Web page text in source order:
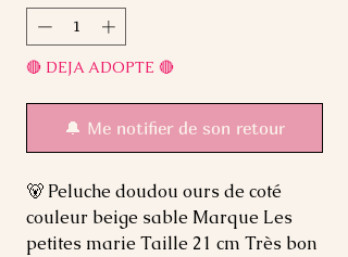
🔴 DEJA ADOPTE 🔴
🔔 Me notifier de son retour
🐻 Peluche doudou ours de coté
couleur beige sable Marque Les
petites marie Taille 21 cm Très bon